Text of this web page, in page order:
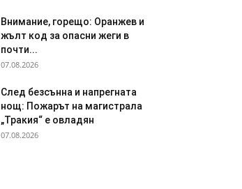
Внимание, горещо: Оранжев и
жълт код за опасни жеги в
почти...
07.08.2026
След безсънна и напрегната
нощ: Пожарът на магистрала
„Тракия“ е овладян
07.08.2026